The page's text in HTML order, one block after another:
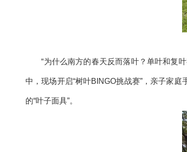
“为什么南方的春天反而落叶？单叶和复
中，现场开启“树叶BINGO挑战赛”，亲子家
的“叶子面具”。